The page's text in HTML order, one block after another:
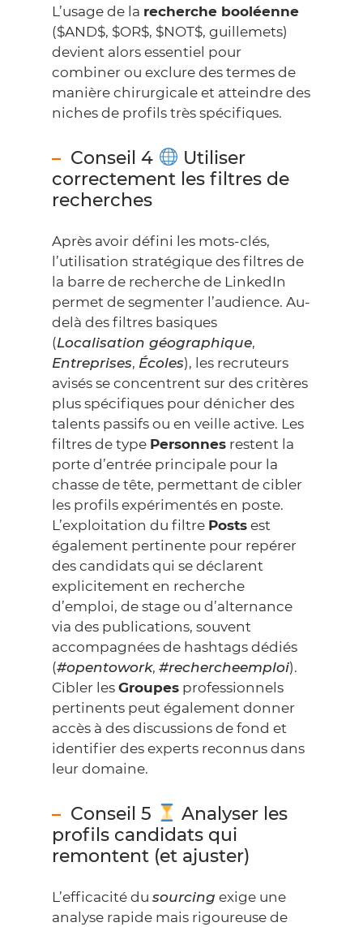
L’usage de la recherche booléenne
($AND$, $OR$, $NOT$, guillemets)
devient alors essentiel pour
combiner ou exclure des termes de
manière chirurgicale et atteindre des
niches de profils très spécifiques.
Conseil 4
Utiliser
correctement les filtres de
recherches
Après avoir défini les mots-clés,
l’utilisation stratégique des filtres de
la barre de recherche de LinkedIn
permet de segmenter l’audience. Au-
delà des filtres basiques
(Localisation géographique,
Entreprises, Écoles), les recruteurs
avisés se concentrent sur des critères
plus spécifiques pour dénicher des
talents passifs ou en veille active. Les
filtres de type Personnes restent la
porte d’entrée principale pour la
chasse de tête, permettant de cibler
les profils expérimentés en poste.
L’exploitation du filtre Posts est
également pertinente pour repérer
des candidats qui se déclarent
explicitement en recherche
d’emploi, de stage ou d’alternance
via des publications, souvent
accompagnées de hashtags dédiés
(#opentowork, #rechercheemploi).
Cibler les Groupes professionnels
pertinents peut également donner
accès à des discussions de fond et
identifier des experts reconnus dans
leur domaine.
Conseil 5
Analyser les
profils candidats qui
remontent (et ajuster)
L’efficacité du sourcing exige une
analyse rapide mais rigoureuse de